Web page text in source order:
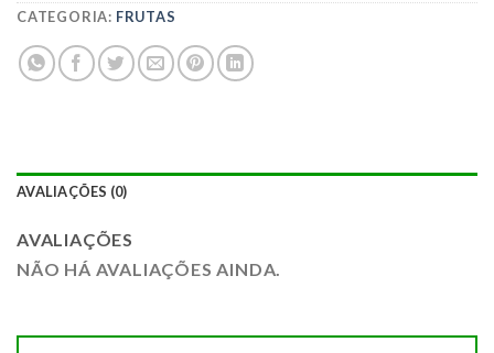
CATEGORIA: FRUTAS
AVALIAÇÕES (0)
AVALIAÇÕES
NÃO HÁ AVALIAÇÕES AINDA.